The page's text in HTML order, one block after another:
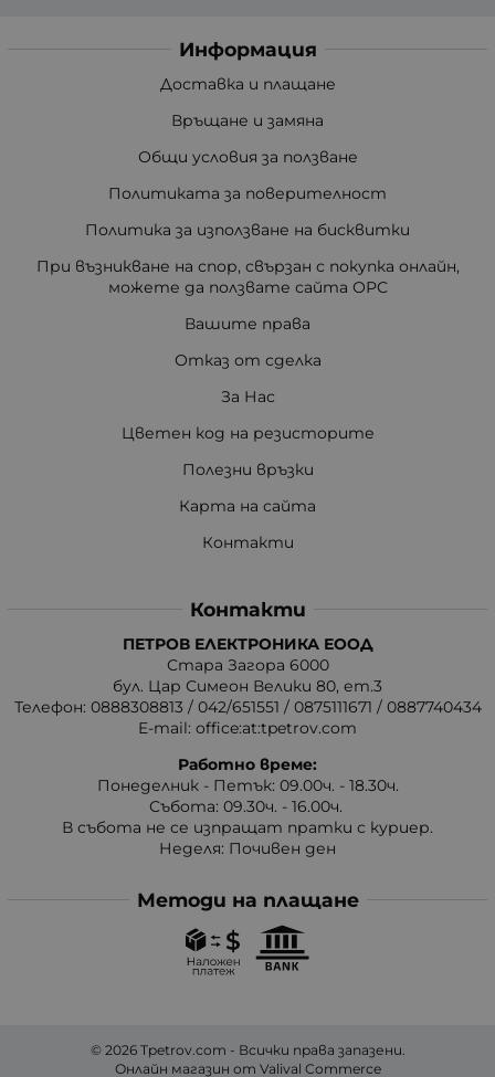
Информация
Доставка и плащане
Връщане и замяна
Общи условия за ползване
Политиката за поверителност
Политика за използване на бисквитки
При възникване на спор, свързан с покупка онлайн,
можете да ползвате сайта ОРС
Вашите права
Отказ от сделка
За Нас
Цветен код на резисторите
Полезни връзки
Карта на сайта
Контакти
Контакти
ПЕТРОВ ЕЛЕКТРОНИКА ЕООД
Стара Загора 6000
бул. Цар Симеон Велики 80, ет.3
Телефон: 0888308813 / 042/651551 / 0875111671 / 0887740434
E-mail: office:at:tpetrov.com
Работно време:
Понеделник - Петък: 09.00ч. - 18.30ч.
Събота: 09.30ч. - 16.00ч.
В събота не се изпращат пратки с куриер.
Неделя: Почивен ден
Методи на плащане
© 2026 Tpetrov.com - Всички права запазени.
Онлайн магазин от Valival Commerce